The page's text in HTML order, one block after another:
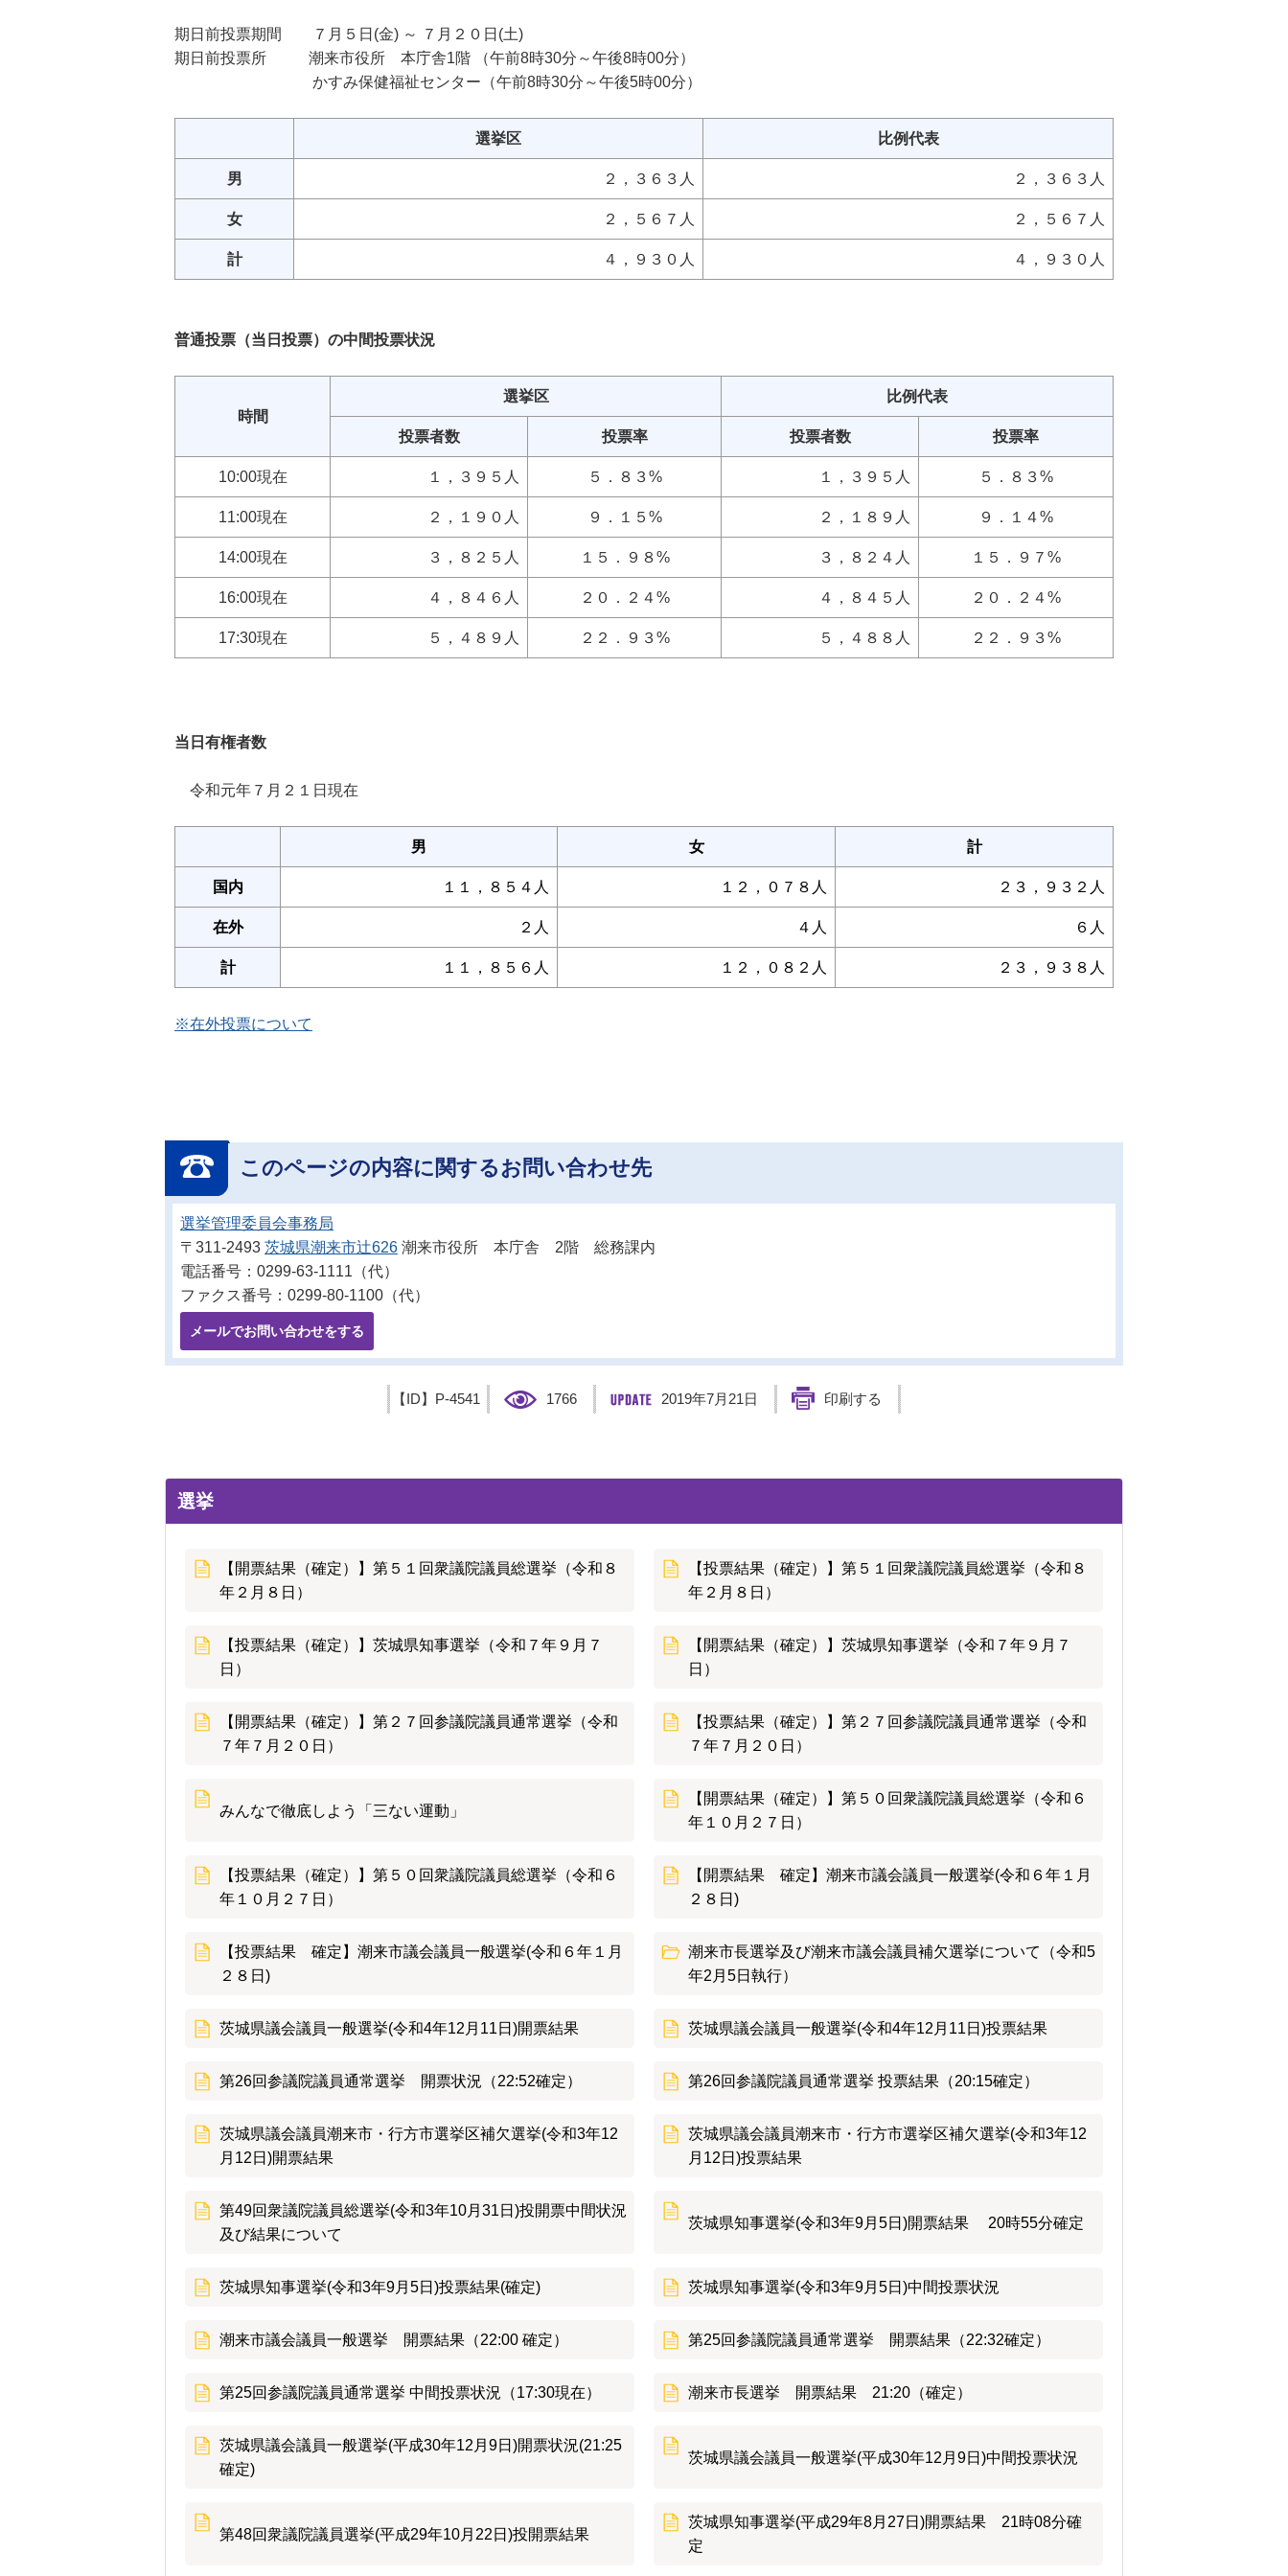
期日前投票期間 ７月５日(金) ～ ７月２０日(土)
期日前投票所 潮来市役所 本庁舎1階 （午前8時30分～午後8時00分）
かすみ保健福祉センター（午前8時30分～午後5時00分）
選挙区 比例代表
男 ２，３６３人 ２，３６３人
女 ２，５６７人 ２，５６７人
計 ４，９３０人 ４，９３０人
普通投票（当日投票）の中間投票状況
時間
選挙区 比例代表
投票者数 投票率 投票者数 投票率
10:00現在 １，３９５人 ５．８３% １，３９５人 ５．８３%
11:00現在 ２，１９０人 ９．１５% ２，１８９人 ９．１４%
14:00現在 ３，８２５人 １５．９８% ３，８２４人 １５．９７%
16:00現在 ４，８４６人 ２０．２４% ４，８４５人 ２０．２４%
17:30現在 ５，４８９人 ２２．９３% ５，４８８人 ２２．９３%
当日有権者数
令和元年７月２１日現在
男 女 計
国内 １１，８５４人 １２，０７８人 ２３，９３２人
在外 ２人 ４人 ６人
計 １１，８５６人 １２，０８２人 ２３，９３８人
※在外投票について
このページの内容に関するお問い合わせ先
選挙管理委員会事務局
〒311-2493 茨城県潮来市辻626 潮来市役所 本庁舎 2階 総務課内
電話番号：0299-63-1111（代）
ファクス番号：0299-80-1100（代）
メールでお問い合わせをする
【ID】 P-4541 1766 2019年7月21日 印刷する
選挙
【開票結果（確定）】第５１回衆議院議員総選挙（令和８
年２月８日）
【投票結果（確定）】第５１回衆議院議員総選挙（令和８
年２月８日）
【投票結果（確定）】茨城県知事選挙（令和７年９月７
日）
【開票結果（確定）】茨城県知事選挙（令和７年９月７
日）
【開票結果（確定）】第２７回参議院議員通常選挙（令和
７年７月２０日）
【投票結果（確定）】第２７回参議院議員通常選挙（令和
７年７月２０日）
みんなで徹底しよう「三ない運動」
【開票結果（確定）】第５０回衆議院議員総選挙（令和６
年１０月２７日）
【投票結果（確定）】第５０回衆議院議員総選挙（令和６
年１０月２７日）
【開票結果 確定】潮来市議会議員一般選挙(令和６年１月
２８日)
【投票結果 確定】潮来市議会議員一般選挙(令和６年１月
２８日)
潮来市長選挙及び潮来市議会議員補欠選挙について（令和5
年2月5日執行）
茨城県議会議員一般選挙(令和4年12月11日)開票結果 茨城県議会議員一般選挙(令和4年12月11日)投票結果
第26回参議院議員通常選挙 開票状況（22:52確定） 第26回参議院議員通常選挙 投票結果（20:15確定）
茨城県議会議員潮来市・行方市選挙区補欠選挙(令和3年12
月12日)開票結果
茨城県議会議員潮来市・行方市選挙区補欠選挙(令和3年12
月12日)投票結果
第49回衆議院議員総選挙(令和3年10月31日)投開票中間状況
及び結果について
茨城県知事選挙(令和3年9月5日)開票結果 20時55分確定
茨城県知事選挙(令和3年9月5日)投票結果(確定) 茨城県知事選挙(令和3年9月5日)中間投票状況
潮来市議会議員一般選挙 開票結果（22:00 確定） 第25回参議院議員通常選挙 開票結果（22:32確定）
第25回参議院議員通常選挙 中間投票状況（17:30現在） 潮来市長選挙 開票結果 21:20（確定）
茨城県議会議員一般選挙(平成30年12月9日)開票状況(21:25
確定)
茨城県議会議員一般選挙(平成30年12月9日)中間投票状況
第48回衆議院議員選挙(平成29年10月22日)投開票結果
茨城県知事選挙(平成29年8月27日)開票結果 21時08分確
定